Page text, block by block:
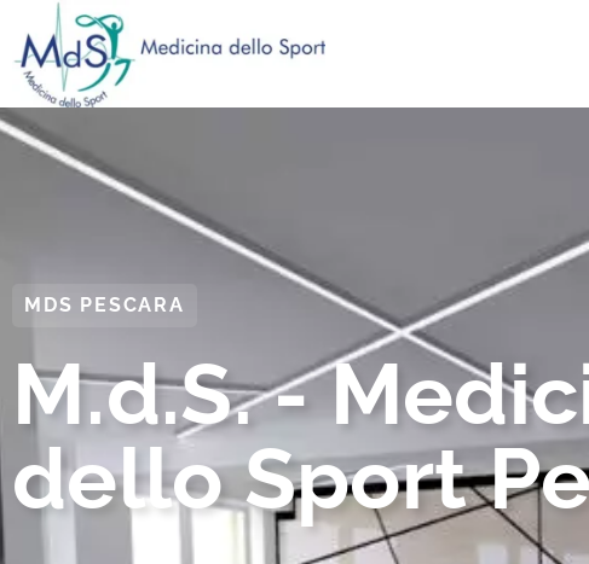
MDS PESCARA
M.d.S. -
dello Sport